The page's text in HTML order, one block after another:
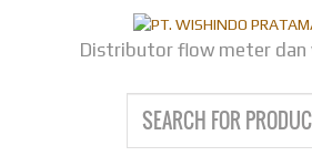
Distributor flow meter